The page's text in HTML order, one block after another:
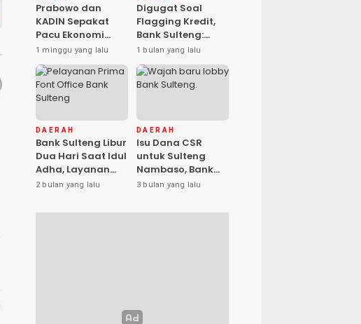
Prabowo dan
KADIN Sepakat
Pacu Ekonomi
Nasional, Gufran
Ahmad: Sulteng
Siap Ambil Peran
1 minggu yang lalu
Digugat Soal
Flagging Kredit,
Bank Sulteng:
Kebijakan Berlaku
untuk Seluruh
Debitur ASN
1 bulan yang lalu
DAERAH
Bank Sulteng Libur
Dua Hari Saat Idul
Adha, Layanan
Kas Kembali
2 bulan yang lalu
DAERAH
Isu Dana CSR
untuk Sulteng
Nambaso, Bank
Sulteng Tegas
3 bulan yang lalu